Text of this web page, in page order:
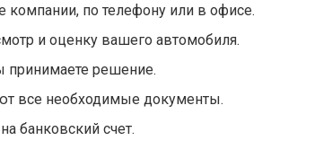
компании, по телефону или в офисе.
и оценку вашего автомобиля.
принимаете решение.
все необходимые документы.
банковский счет.